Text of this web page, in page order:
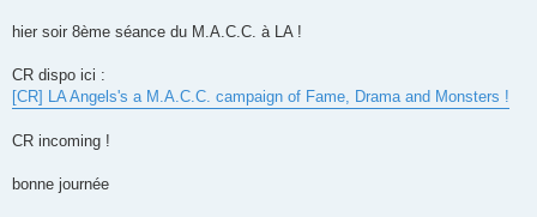
g
hier soir 8ème séance du M.A.C.C. à LA !
CR dispo ici :
[CR] LA Angels's a M.A.C.C. campaign of Fame, Drama and Monsters !
CR incoming !
bonne journée